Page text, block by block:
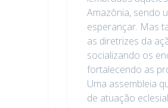
Amazônia, sendo
esperançar. Mas
as diretrizes da
socializando os
fortalecendo as
Uma assembleia
de atuação